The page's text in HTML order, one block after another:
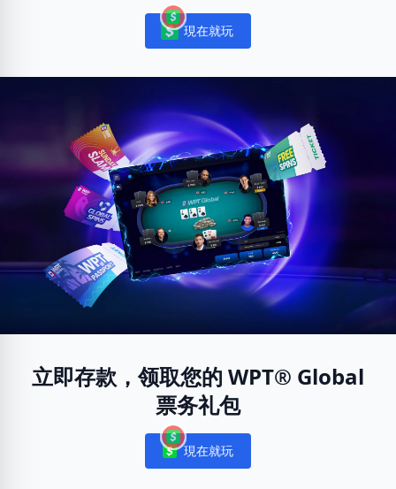
Notifications
現在就玩
立即存款，领取您的 WPT® Global
票务礼包
Notifications
現在就玩